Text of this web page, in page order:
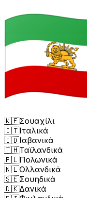
🇰🇪Σουαχίλι
🇮🇹Ιταλικά
🇮🇩Ιαβανικά
🇹🇭Ταϊλανδικά
🇵🇱Πολωνικά
🇳🇱Ολλανδικά
🇸🇪Σουηδικά
🇩🇰Δανικά